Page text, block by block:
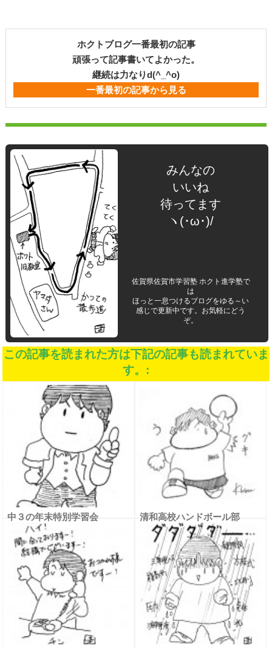
ホクトブログ一番最初の記事
頑張って記事書いてよかった。
継続は力なりd(^_^o)
一番最初の記事から見る
みんなの
いいね
待ってます
ヽ(･ω･)/
佐賀県佐賀市学習塾 ホクト進学塾で
は
ほっと一息つけるブログをゆる～い
感じで更新中です。お気軽にどう
ぞ。
この記事を読まれた方は下記の記事も読まれていま
す。:
中３の年末特別学習会 清和高校ハンドボール部